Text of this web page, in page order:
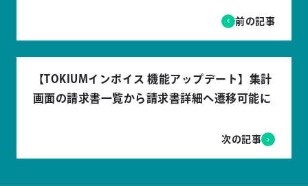
前の記事
【TOKIUMインボイス 機能アップデート】集計
画面の請求書一覧から請求書詳細へ遷移可能に
次の記事